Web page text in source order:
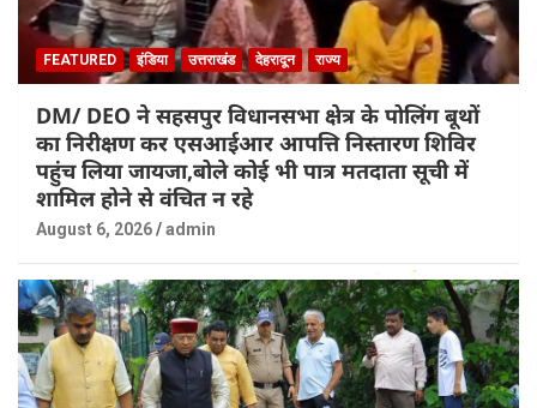
FEATURED इंडिया उत्तराखंड देहरादून राज्य
DM/ DEO ने सहसपुर विधानसभा क्षेत्र के पोलिंग बूथों
का निरीक्षण कर एसआईआर आपत्ति निस्तारण शिविर
पहुंच लिया जायजा,बोले कोई भी पात्र मतदाता सूची में
शामिल होने से वंचित न रहे
August 6, 2026 admin